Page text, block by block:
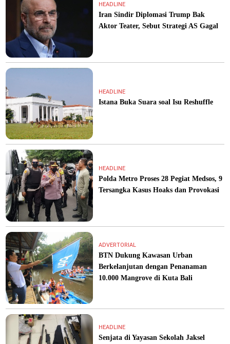
HEADLINE
Iran Sindir Diplomasi Trump Bak
Aktor Teater, Sebut Strategi AS Gagal
HEADLINE
Istana Buka Suara soal Isu Reshuffle
HEADLINE
Polda Metro Proses 28 Pegiat Medsos, 9
Tersangka Kasus Hoaks dan Provokasi
ADVERTORIAL
BTN Dukung Kawasan Urban
Berkelanjutan dengan Penanaman
10.000 Mangrove di Kuta Bali
HEADLINE
Senjata di Yayasan Sekolah Jaksel